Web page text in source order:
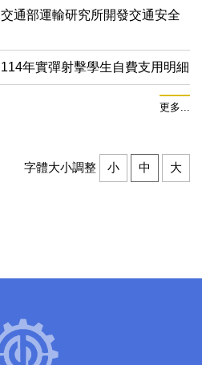
交通部運輸研究所開發交通安全
114年實彈射擊學生自費支用明細
更多...
字體大小調整 小 中 大